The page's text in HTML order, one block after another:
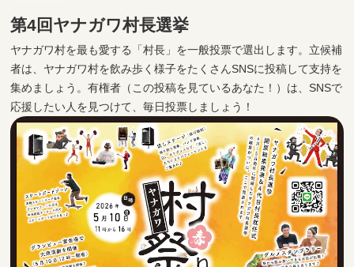
第4回ヤナガワ村長選挙
ヤナガワ村を最も愛する「村長」を一般投票で選出します。立候補
者は、ヤナガワ村を飲み歩く様子をたくさんSNSに投稿して支持を
集めましょう。有権者（この投稿を見ているあなた！）は、SNSで
応援したい人を見つけて、毎日投票しましょう！